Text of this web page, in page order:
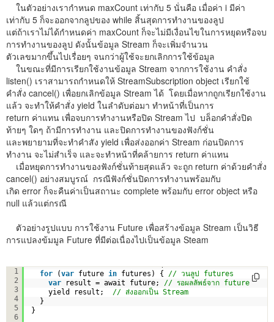
ในตัวอย่างเรากำหนด maxCount เท่ากับ 5 นั่นคือ เมื่อค่า i มีค่า
เท่ากับ 5 ก็จะออกจากลูปของ while สิ้นสุดการทำงานของลูป
แต่ถ้าเราไม่ได้กำหนดค่า maxCount ก็จะไม่มีเงื่อนไขในการหยุดหรือจบ
การทำงานของลูป ดังนั้นข้อมูล Stream ก็จะเพิ่มจำนวน
ตัวเลขมากขึ้นไปเรื่อยๆ จนกว่าผู้ใช้จะยกเลิกการใช้ข้อมูล
ในขณะที่มีการเรียกใช้งานข้อมูล Stream จากการใช้งาน คำสั่ง
listen() เราสามารถกำหนดให้ StreamSubscription object เรียกใช้
คำสั่ง cancel() เพื่อยกเลิกข้อมูล Stream ได้ โดยเมื่อหากถูกเรียกใช้งาน
แล้ว จะทำให้คำสั่ง yield ในลำดับต่อมา ทำหน้าที่เป็นการ
return ค่าแทน เพื่อจบการทำงานหรือปิด Stream ไป บล็อกคำสั่งปิด
ท้ายๆ ใดๆ ถ้ามีการทำงาน และปิดการทำงานของฟังก์ชั่น
และพยายามที่จะทำคำสัง yield เพื่อส่งออกค่า Stream ก่อนปิดการ
ทำงาน จะไม่สำเร็จ และจะทำหน้าที่คล้ายการ return ค่าแทน
เมื่อหยุดการทำงานของฟังก์ชั่นท้ายสุดแล้ว จะถูก return ค่าด้วยคำสั่ง
cancel() อย่างสมบูรณ์ กรณีฟังก์ชั่นปิดการทำงานพร้อมกับ
เกิด error ก็จะคืนค่าเป็นสถานะ complete พร้อมกับ error object หรือ
null แล้วแต่กรณี
ตัวอย่างรูปแบบ การใช้งาน Future เพื่อสร้างข้อมูล Stream เป็นวิธี
การแปลงข้มมูล Future ที่มีต่อเนื่องไปเป็นข้อมูล Steam
1
2
3
4
5
6
for
(var future in futures) { // วนลูป futures
var
result = await future; // รอผลลัพธ์จาก future
yield result; // ส่งออกเป็น Stream
}
}